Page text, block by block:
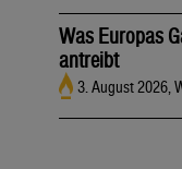
Was Europas
antreibt
3. August 2026,